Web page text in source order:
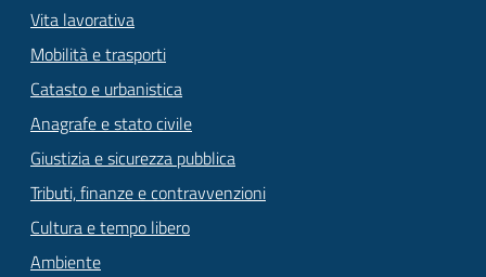
Vita lavorativa
Mobilità e trasporti
Catasto e urbanistica
Anagrafe e stato civile
Giustizia e sicurezza pubblica
Tributi, finanze e contravvenzioni
Cultura e tempo libero
Ambiente